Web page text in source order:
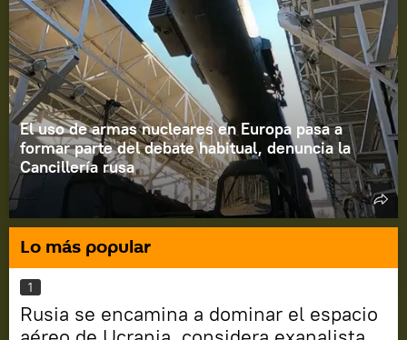
El uso de armas nucleares en Europa pasa a
formar parte del debate habitual, denuncia la
Cancillería rusa
Lo más popular
1
Rusia se encamina a dominar el espacio